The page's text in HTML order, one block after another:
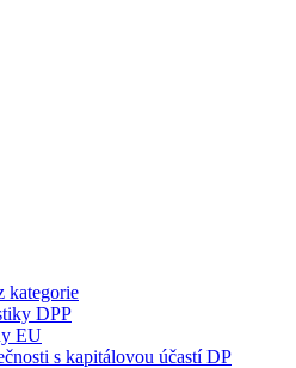
kategorie
DPP
EU
s kapitálovou účastí DP